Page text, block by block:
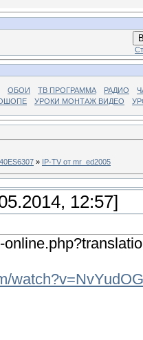
ОБОИ ТВ ПРОГРАММА РАДИО
УРОКИ МОНТАЖ ВИДЕО
» IP-ТV от mr_ed2005
12:57]